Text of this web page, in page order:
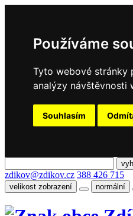
Používáme
Tyto webové stránky
analýzy návštěvnosti
Souhlasím
zdikov@zdikov.cz 388 426 715
velikost zobrazení normální